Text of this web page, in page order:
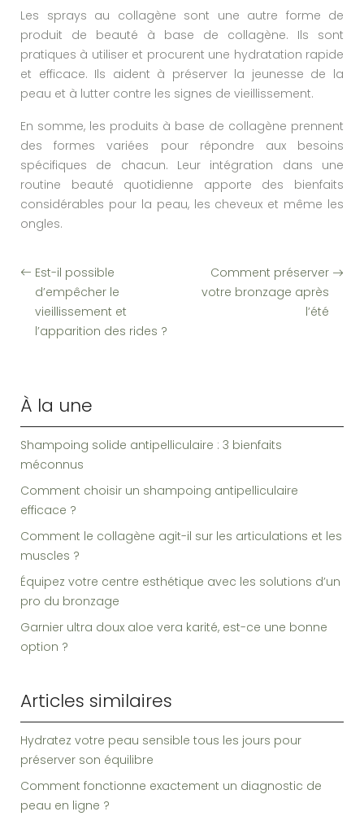
Les sprays au collagène sont une autre forme de
produit de beauté à base de collagène. Ils sont
pratiques à utiliser et procurent une hydratation rapide
et efficace. Ils aident à préserver la jeunesse de la
peau et à lutter contre les signes de vieillissement.
En somme, les produits à base de collagène prennent
des formes variées pour répondre aux besoins
spécifiques de chacun. Leur intégration dans une
routine beauté quotidienne apporte des bienfaits
considérables pour la peau, les cheveux et même les
ongles.
Est-il possible
d’empêcher le
vieillissement et
l’apparition des rides ?
Comment préserver
votre bronzage après
l’été
À la une
Shampoing solide antipelliculaire : 3 bienfaits
méconnus
Comment choisir un shampoing antipelliculaire
efficace ?
Comment le collagène agit-il sur les articulations et les
muscles ?
Équipez votre centre esthétique avec les solutions d’un
pro du bronzage
Garnier ultra doux aloe vera karité, est-ce une bonne
option ?
Articles similaires
Hydratez votre peau sensible tous les jours pour
préserver son équilibre
Comment fonctionne exactement un diagnostic de
peau en ligne ?